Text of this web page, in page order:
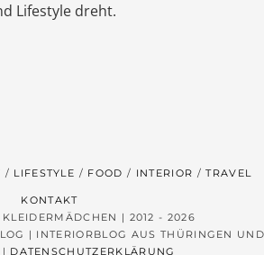
Lifestyle dreht.
LIFESTYLE FOOD INTERIOR TRAVEL
KONTAKT
| 2012 - 2026
| INTERIORBLOG AUS THÜRINGEN
| DATENSCHUTZERKLÄRUNG